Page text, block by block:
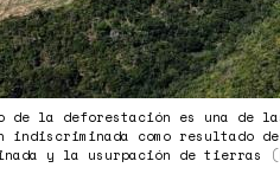
de la deforestación es una de
indiscriminada como
y la usurpación de tierras